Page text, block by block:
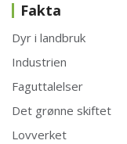
Fakta
Dyr i landbruk
Industrien
Faguttalelser
Det grønne skiftet
Lovverket